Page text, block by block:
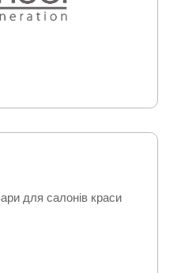
для салонів краси